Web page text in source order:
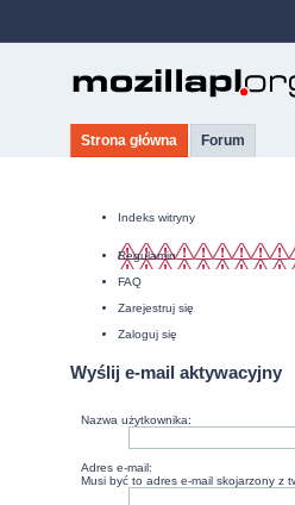
Strona główna Forum
Indeks witryny
Regulamin
FAQ
Zarejestruj się
Zaloguj się
Wyślij e-mail aktywacyjny
Nazwa użytkownika:
Adres e-mail:
Musi być to adres e-mail skojarzony z